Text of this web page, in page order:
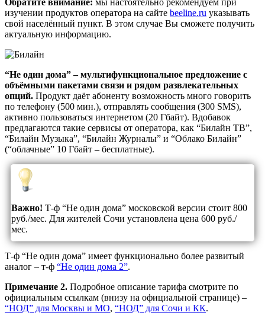
изучении продуктов оператора на сайте beeline.ru указывать
свой населённый пункт. В этом случае Вы сможете получить
актуальную информацию.
“Не один дома” – мультифункциональное предложение с
объёмными пакетами связи и рядом развлекательных
опций. Продукт даёт абоненту возможность много говорить
по телефону (500 мин.), отправлять сообщения (300 SMS),
активно пользоваться интернетом (20 Гбайт). Вдобавок
предлагаются такие сервисы от оператора, как “Билайн ТВ”,
“Билайн Музыка”, “Билайн Журналы” и “Облако Билайн”
(“облачные” 10 Гбайт – бесплатные).
Важно! Т-ф “Не один дома” московской версии стоит 800
руб./мес. Для жителей Сочи установлена цена 600 руб./
мес.
Т-ф “Не один дома” имеет функционально более развитый
аналог – т-ф “Не один дома 2”.
Примечание 2. Подробное описание тарифа смотрите по
официальным ссылкам (внизу на официальной странице) –
“НОД” для Москвы и МО, “НОД” для Сочи и КК.